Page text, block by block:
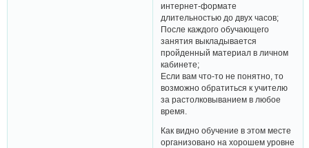
интернет-формате
длительностью до двух часов;
После каждого обучающего
занятия выкладывается
пройденный материал в личном
кабинете;
Если вам что-то не понятно, то
возможно обратиться к учителю
за растолковыванием в любое
время.
Как видно обучение в этом месте
организовано на хорошем уровне